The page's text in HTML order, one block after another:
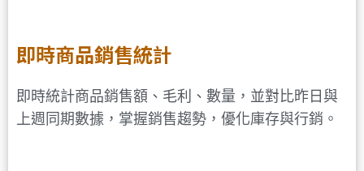
即時商品銷售統計
即時統計商品銷售額、毛利、數量，並對比昨日與
上週同期數據，掌握銷售趨勢，優化庫存與行銷。